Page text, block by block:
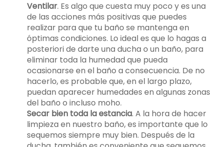
Ventilar. Es algo que cuesta muy poco y es una
de las acciones más positivas que puedes
realizar para que tu baño se mantenga en
óptimas condiciones. Lo ideal es que lo hagas a
posteriori de darte una ducha o un baño, para
eliminar toda la humedad que pueda
ocasionarse en el baño a consecuencia. De no
hacerlo, es probable que, en el largo plazo,
puedan aparecer humedades en algunas zonas
del baño o incluso moho.
Secar bien toda la estancia. A la hora de hacer
limpieza en nuestro baño, es importante que lo
sequemos siempre muy bien. Después de la